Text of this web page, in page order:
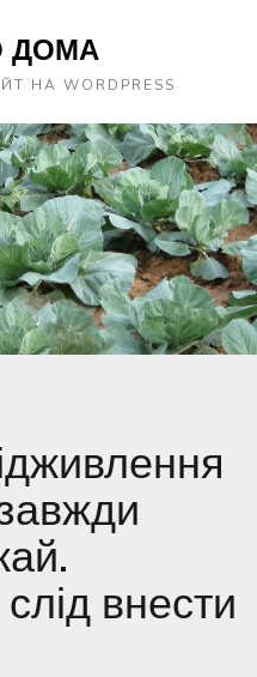
ДОМА
НА WORDPRESS
внести